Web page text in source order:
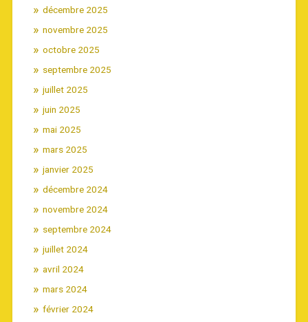
décembre 2025
novembre 2025
octobre 2025
septembre 2025
juillet 2025
juin 2025
mai 2025
mars 2025
janvier 2025
décembre 2024
novembre 2024
septembre 2024
juillet 2024
avril 2024
mars 2024
février 2024